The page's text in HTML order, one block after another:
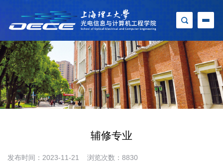
辅修专业
发布时间：2023-11-21 浏览次数： 8830